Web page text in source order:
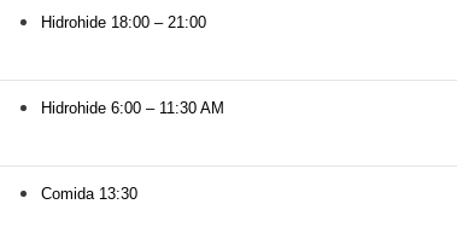
Hidrohide 18:00 – 21:00
Hidrohide 6:00 – 11:30 AM
Comida 13:30